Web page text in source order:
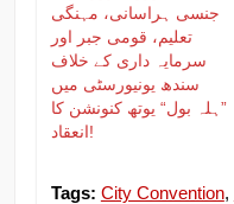
جنسی ہراسانی، مہنگی
تعلیم، قومی جبر اور
سرمایہ داری کے خلاف
سندھ یونیورسٹی میں
”ہلہ بول“ یوتھ کنونشن کا
انعقاد!
Tags: City Convention,